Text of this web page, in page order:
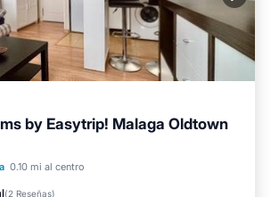
by Easytrip! Malaga Oldtown
0.10 mi al centro
(2 Reseñas)
Aire acondicionado
Seguridad/Protección